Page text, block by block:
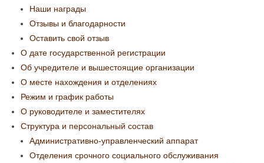
Наши награды
Отзывы и благодарности
Оставить свой отзыв
О дате государственной регистрации
Об учредителе и вышестоящие организации
О месте нахождения и отделениях
Режим и график работы
О руководителе и заместителях
Структура и персональный состав
Административно-управленческий аппарат
Отделения срочного социального обслуживания